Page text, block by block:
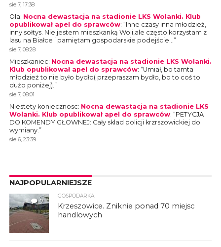
sie 7, 17:38
Ola: Nocna dewastacja na stadionie LKS Wolanki. Klub
opublikował apel do sprawców: “Inne czasy inna młodzież,
inny sołtys. Nie jestem mieszkanką Woli,ale często korzystam z
lasu na Białce i pamiętam gospodarskie podejście…”
sie 7, 08:28
Mieszkaniec: Nocna dewastacja na stadionie LKS Wolanki.
Klub opublikował apel do sprawców: “Umiał, bo tamta
młodzież to nie było bydło( przepraszam bydło, bo to coś to
dużo poniżej).”
sie 7, 08:01
Niestety koniecznosc: Nocna dewastacja na stadionie LKS
Wolanki. Klub opublikował apel do sprawców: “PETYCJA
DO KOMENDY GŁOWNEJ: Cały sklad policji krzrszowickiej do
wymiany.”
sie 6, 23:39
NAJPOPULARNIEJSZE
7
GOSPODARKA
Krzeszowice. Zniknie ponad 70 miejsc
handlowych